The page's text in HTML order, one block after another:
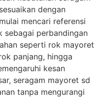
dengan
mencari referensi
sebagai perbandingan
seperti rok mayoret
panjang, hingga
kesan
seragam mayoret sd
tanpa mengurangi